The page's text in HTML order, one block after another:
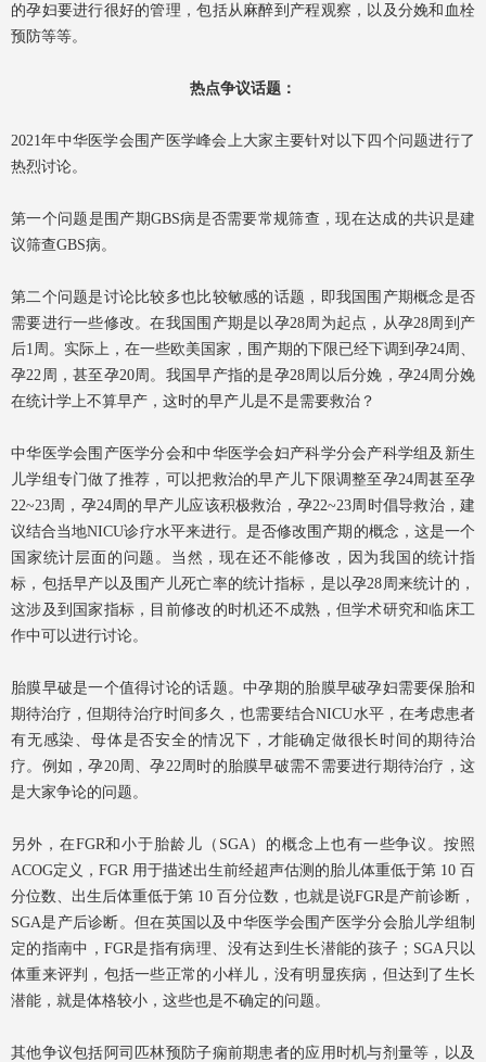
的孕妇要进行很好的管理，包括从麻醉到产程观察，以及分娩和血栓
预防等等。
热点争议话题：
2021年中华医学会围产医学峰会上大家主要针对以下四个问题进行了
热烈讨论。
第一个问题是围产期GBS病是否需要常规筛查，现在达成的共识是建
议筛查GBS病。
第二个问题是讨论比较多也比较敏感的话题，即我国围产期概念是否
需要进行一些修改。在我国围产期是以孕28周为起点，从孕28周到产
后1周。实际上，在一些欧美国家，围产期的下限已经下调到孕24周、
孕22周，甚至孕20周。我国早产指的是孕28周以后分娩，孕24周分娩
在统计学上不算早产，这时的早产儿是不是需要救治？
中华医学会围产医学分会和中华医学会妇产科学分会产科学组及新生
儿学组专门做了推荐，可以把救治的早产儿下限调整至孕24周甚至孕
22~23周，孕24周的早产儿应该积极救治，孕22~23周时倡导救治，建
议结合当地NICU诊疗水平来进行。是否修改围产期的概念，这是一个
国家统计层面的问题。当然，现在还不能修改，因为我国的统计指
标，包括早产以及围产儿死亡率的统计指标，是以孕28周来统计的，
这涉及到国家指标，目前修改的时机还不成熟，但学术研究和临床工
作中可以进行讨论。
胎膜早破是一个值得讨论的话题。中孕期的胎膜早破孕妇需要保胎和
期待治疗，但期待治疗时间多久，也需要结合NICU水平，在考虑患者
有无感染、母体是否安全的情况下，才能确定做很长时间的期待治
疗。例如，孕20周、孕22周时的胎膜早破需不需要进行期待治疗，这
是大家争论的问题。
另外，在FGR和小于胎龄儿（SGA）的概念上也有一些争议。按照
ACOG定义，FGR 用于描述出生前经超声估测的胎儿体重低于第 10 百
分位数、出生后体重低于第 10 百分位数，也就是说FGR是产前诊断，
SGA是产后诊断。但在英国以及中华医学会围产医学分会胎儿学组制
定的指南中，FGR是指有病理、没有达到生长潜能的孩子；SGA只以
体重来评判，包括一些正常的小样儿，没有明显疾病，但达到了生长
潜能，就是体格较小，这些也是不确定的问题。
其他争议包括阿司匹林预防子痫前期患者的应用时机与剂量等，以及